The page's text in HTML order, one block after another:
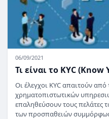
06/09/2021
Τι είναι το KYC
Οι έλεγχοι KYC απαιτούν
χρηματοπιστωτικών
επαληθεύσουν τους πελάτες
των προσπαθειών